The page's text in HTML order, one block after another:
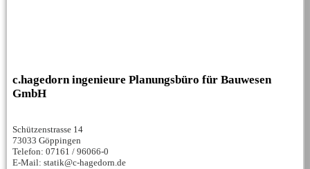
c.hagedorn ingenieure Planungsbüro für Bauwesen
GmbH
Schützenstrasse 14
73033 Göppingen
Telefon: 07161 / 96066-0
E-Mail: statik@c-hagedorn.de